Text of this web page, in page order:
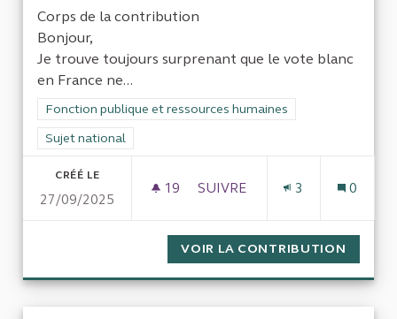
Corps de la contribution
Bonjour,
Je trouve toujours surprenant que le vote blanc
en France ne...
Filtrer les résultats de la catégorie : Fonction publique et
Fonction publique et ressources humaines
Filtrer les résultats pour le secteur : Sujet national
Sujet national
CRÉÉ LE
27/09/2025
19 19 ABONNÉS
SUIVRE
3 0
VOIR LA CONTRIBUTION